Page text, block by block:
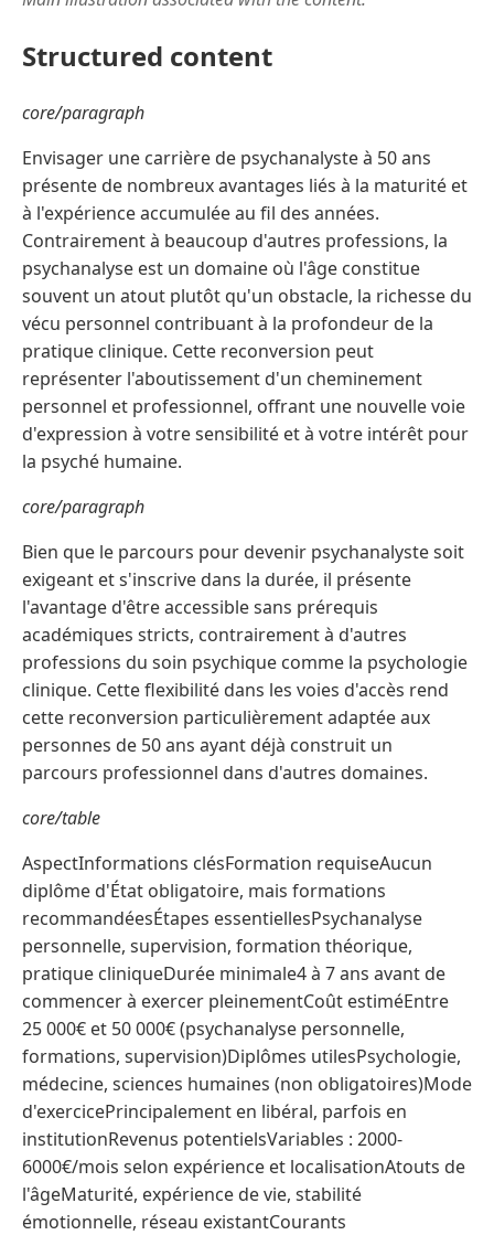
Structured content
core/paragraph
Envisager une carrière de psychanalyste à 50 ans
présente de nombreux avantages liés à la maturité et
à l'expérience accumulée au fil des années.
Contrairement à beaucoup d'autres professions, la
psychanalyse est un domaine où l'âge constitue
souvent un atout plutôt qu'un obstacle, la richesse du
vécu personnel contribuant à la profondeur de la
pratique clinique. Cette reconversion peut
représenter l'aboutissement d'un cheminement
personnel et professionnel, offrant une nouvelle voie
d'expression à votre sensibilité et à votre intérêt pour
la psyché humaine.
core/paragraph
Bien que le parcours pour devenir psychanalyste soit
exigeant et s'inscrive dans la durée, il présente
l'avantage d'être accessible sans prérequis
académiques stricts, contrairement à d'autres
professions du soin psychique comme la psychologie
clinique. Cette flexibilité dans les voies d'accès rend
cette reconversion particulièrement adaptée aux
personnes de 50 ans ayant déjà construit un
parcours professionnel dans d'autres domaines.
core/table
AspectInformations clésFormation requiseAucun
diplôme d'État obligatoire, mais formations
recommandéesÉtapes essentiellesPsychanalyse
personnelle, supervision, formation théorique,
pratique cliniqueDurée minimale4 à 7 ans avant de
commencer à exercer pleinementCoût estiméEntre
25 000€ et 50 000€ (psychanalyse personnelle,
formations, supervision)Diplômes utilesPsychologie,
médecine, sciences humaines (non obligatoires)Mode
d'exercicePrincipalement en libéral, parfois en
institutionRevenus potentielsVariables : 2000-
6000€/mois selon expérience et localisationAtouts de
l'âgeMaturité, expérience de vie, stabilité
émotionnelle, réseau existantCourants